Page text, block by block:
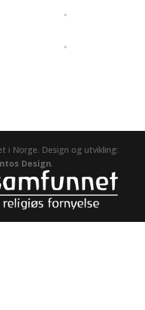
i Norge. Design og utvikling:
Design.